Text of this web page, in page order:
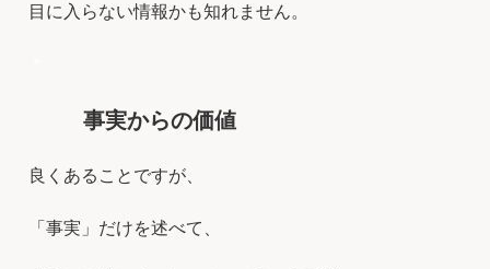
目に入らない情報かも知れません。
事実からの価値
良くあることですが、
「事実」だけを述べて、